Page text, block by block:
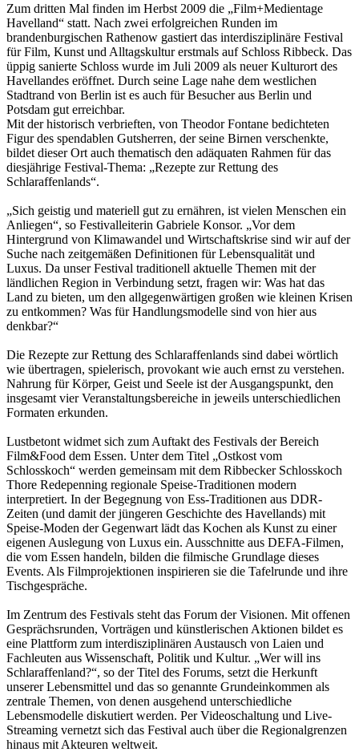
Zum dritten Mal finden im Herbst 2009 die „Film+Medientage
Havelland“ statt. Nach zwei erfolgreichen Runden im
brandenburgischen Rathenow gastiert das interdisziplinäre Festival
für Film, Kunst und Alltagskultur erstmals auf Schloss Ribbeck. Das
üppig sanierte Schloss wurde im Juli 2009 als neuer Kulturort des
Havellandes eröffnet. Durch seine Lage nahe dem westlichen
Stadtrand von Berlin ist es auch für Besucher aus Berlin und
Potsdam gut erreichbar.
Mit der historisch verbrieften, von Theodor Fontane bedichteten
Figur des spendablen Gutsherren, der seine Birnen verschenkte,
bildet dieser Ort auch thematisch den adäquaten Rahmen für das
diesjährige Festival-Thema: „Rezepte zur Rettung des
Schlaraffenlands“.
„Sich geistig und materiell gut zu ernähren, ist vielen Menschen ein
Anliegen“, so Festivalleiterin Gabriele Konsor. „Vor dem
Hintergrund von Klimawandel und Wirtschaftskrise sind wir auf der
Suche nach zeitgemäßen Definitionen für Lebensqualität und
Luxus. Da unser Festival traditionell aktuelle Themen mit der
ländlichen Region in Verbindung setzt, fragen wir: Was hat das
Land zu bieten, um den allgegenwärtigen großen wie kleinen Krisen
zu entkommen? Was für Handlungsmodelle sind von hier aus
denkbar?“
Die Rezepte zur Rettung des Schlaraffenlands sind dabei wörtlich
wie übertragen, spielerisch, provokant wie auch ernst zu verstehen.
Nahrung für Körper, Geist und Seele ist der Ausgangspunkt, den
insgesamt vier Veranstaltungsbereiche in jeweils unterschiedlichen
Formaten erkunden.
Lustbetont widmet sich zum Auftakt des Festivals der Bereich
Film&Food dem Essen. Unter dem Titel „Ostkost vom
Schlosskoch“ werden gemeinsam mit dem Ribbecker Schlosskoch
Thore Redepenning regionale Speise-Traditionen modern
interpretiert. In der Begegnung von Ess-Traditionen aus DDR-
Zeiten (und damit der jüngeren Geschichte des Havellands) mit
Speise-Moden der Gegenwart lädt das Kochen als Kunst zu einer
eigenen Auslegung von Luxus ein. Ausschnitte aus DEFA-Filmen,
die vom Essen handeln, bilden die filmische Grundlage dieses
Events. Als Filmprojektionen inspirieren sie die Tafelrunde und ihre
Tischgespräche.
Im Zentrum des Festivals steht das Forum der Visionen. Mit offenen
Gesprächsrunden, Vorträgen und künstlerischen Aktionen bildet es
eine Plattform zum interdisziplinären Austausch von Laien und
Fachleuten aus Wissenschaft, Politik und Kultur. „Wer will ins
Schlaraffenland?“, so der Titel des Forums, setzt die Herkunft
unserer Lebensmittel und das so genannte Grundeinkommen als
zentrale Themen, von denen ausgehend unterschiedliche
Lebensmodelle diskutiert werden. Per Videoschaltung und Live-
Streaming vernetzt sich das Festival auch über die Regionalgrenzen
hinaus mit Akteuren weltweit.